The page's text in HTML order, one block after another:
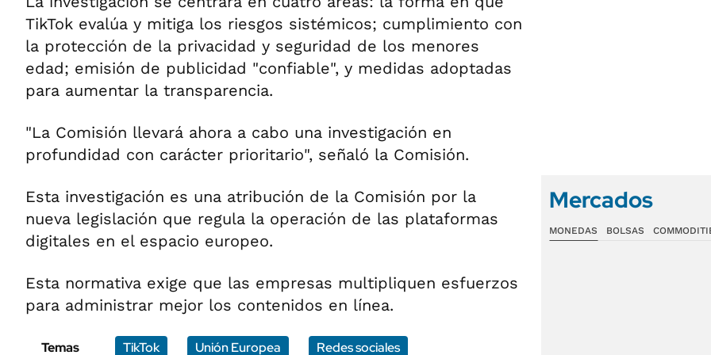
TikTok evalúa y mitiga los riesgos sistémicos; cumplimiento con
la protección de la privacidad y seguridad de los menores
edad; emisión de publicidad "confiable", y medidas adoptadas
para aumentar la transparencia.
"La Comisión llevará ahora a cabo una investigación en
profundidad con carácter prioritario", señaló la Comisión.
Esta investigación es una atribución de la Comisión por la
nueva legislación que regula la operación de las plataformas
digitales en el espacio europeo.
Esta normativa exige que las empresas multipliquen esfuerzos
para administrar mejor los contenidos en línea.
Temas TikTok Unión Europea Redes sociales
Mercados
MONEDAS BOLSAS